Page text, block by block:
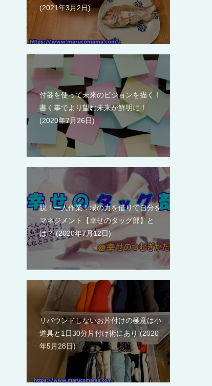
2021年3月2日
付箋を使って未来のビジョンを描く！
書く事でより望む未来が鮮明に！
2020年7月26日
脱！一人作業！場の力を借りて自分を
マネジメント【幸せのタッグ部】と
は？
2020年7月12日
リバウンドしないお片付けの極意は小
道具と1日30分片付け術にあり
2020
年5月28日